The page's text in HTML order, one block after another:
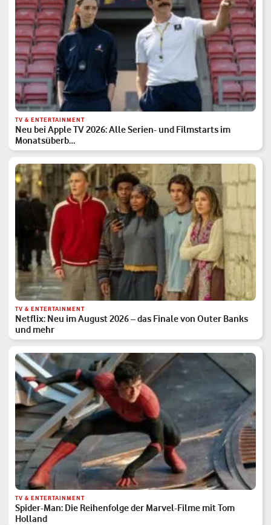
TV & ENTERTAINMENT
Neu bei Apple TV 2026: Alle Serien- und Filmstarts im
Monatsüberb…
TV & ENTERTAINMENT
Netflix: Neu im August 2026 – das Finale von Outer Banks
und mehr
TV & ENTERTAINMENT
Spider-Man: Die Reihenfolge der Marvel-Filme mit Tom
Holland